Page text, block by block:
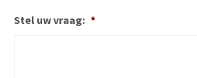
Stel uw vraag: *